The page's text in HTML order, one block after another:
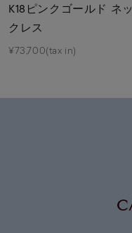
K18ピンクゴールド ネッ
クレス
¥73,700(tax in)